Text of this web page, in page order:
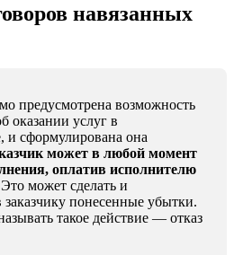
навязанных
предусмотрена возможность
оказании услуг в
и сформулирована она
может в любой момент
оплатив исполнителю
может сделать и
заказчику понесенные убытки.
такое действие — отказ